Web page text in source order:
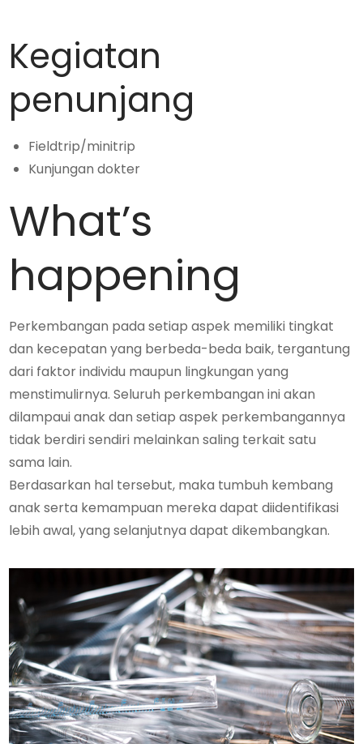
Kegiatan
penunjang
Fieldtrip/minitrip
Kunjungan dokter
What’s
happening
Perkembangan pada setiap aspek memiliki tingkat
dan kecepatan yang berbeda-beda baik, tergantung
dari faktor individu maupun lingkungan yang
menstimulirnya. Seluruh perkembangan ini akan
dilampaui anak dan setiap aspek perkembangannya
tidak berdiri sendiri melainkan saling terkait satu
sama lain.
Berdasarkan hal tersebut, maka tumbuh kembang
anak serta kemampuan mereka dapat diidentifikasi
lebih awal, yang selanjutnya dapat dikembangkan.